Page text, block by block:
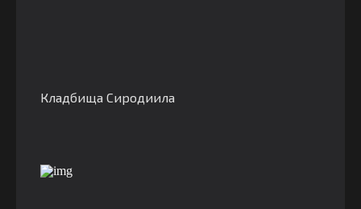
Кладбища Сиродиила